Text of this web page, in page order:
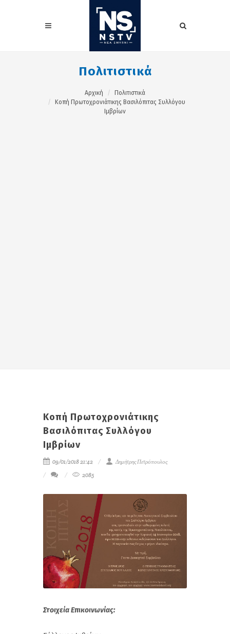
Πολιτιστικά
Αρχική
Πολιτιστικά
Κοπή Πρωτοχρονιάτικης Βασιλόπιτας Συλλόγου
Ιμβρίων
Κοπή Πρωτοχρονιάτικης
Βασιλόπιτας Συλλόγου
Ιμβρίων
09/01/2018 21:42
Δημήτρης Πετρόπουλος
2085
Στοιχεία Επικοινωνίας: